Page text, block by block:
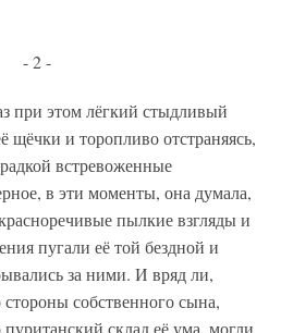
- 2 -
при этом лёгкий стыдливый
щёчки и торопливо отстраняясь,
встревоженные
в эти моменты, она думала,
пылкие взгляды и
пугали её той бездной и
за ними. И вряд ли,
собственного сына,
пуританский склад её ума, могли